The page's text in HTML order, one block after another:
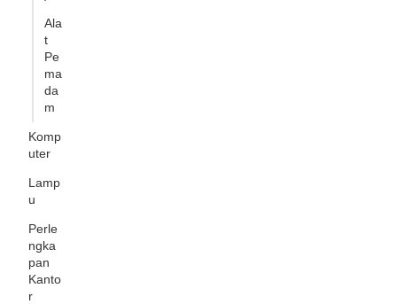
Ala
t
Pe
ma
da
m
Komp
uter
Lamp
u
Perle
ngka
pan
Kanto
r